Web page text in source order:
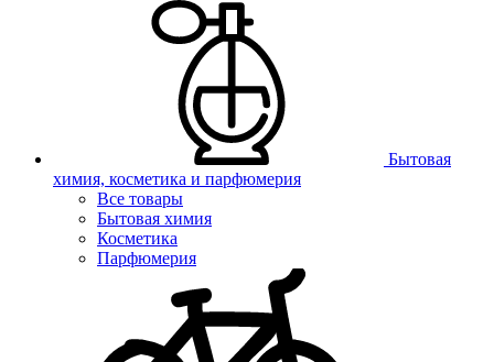
Бытовая
химия, косметика и парфюмерия
Все товары
Бытовая химия
Косметика
Парфюмерия